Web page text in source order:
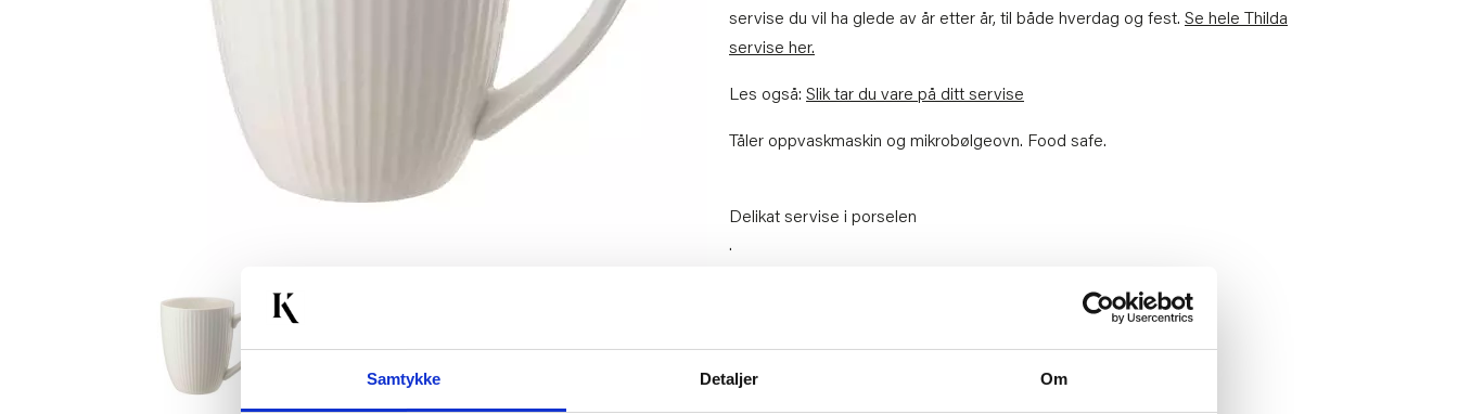
Samtykke Detaljer Om
servise du vil ha glede av år etter år, til både hverdag og fest. Se hele Thilda
servise her.
Les også: Slik tar du vare på ditt servise
Tåler oppvaskmaskin og mikrobølgeovn. Food safe.
Delikat servise i porselen
.
Dybde: